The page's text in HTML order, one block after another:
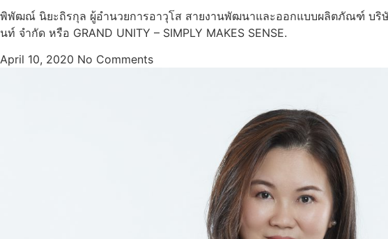
พิพัฒณ์ นิยะถิรกุล ผู้อำนวยการอาวุโส สายงานพัฒนาและออกแบบผลิตภัณฑ์ บริษั
นท์ จำกัด หรือ GRAND UNITY – SIMPLY MAKES SENSE.
April 10, 2020 No Comments